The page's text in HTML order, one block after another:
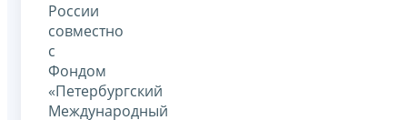
России
совместно
с
Фондом
«Петербургский
Международный